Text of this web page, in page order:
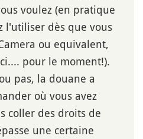
voulez (en pratique
l'utiliser dès que vous
ou equivalent,
pour le moment!).
pas, la douane a
où vous avez
coller des droits de
une certaine